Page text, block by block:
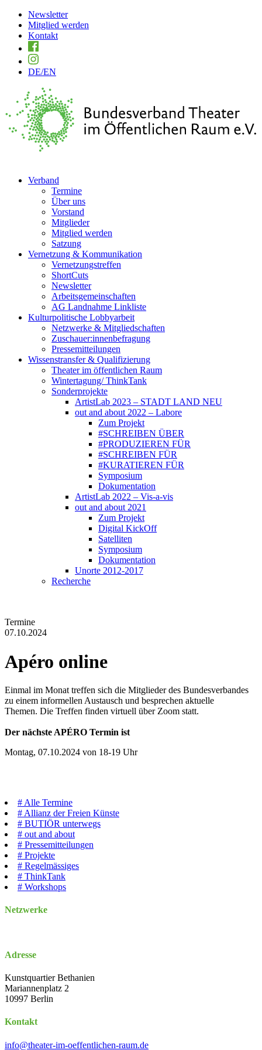
Newsletter
Mitglied werden
Kontakt
DE/EN
Verband
Termine
Über uns
Vorstand
Mitglieder
Mitglied werden
Satzung
Vernetzung & Kommunikation
Vernetzungstreffen
ShortCuts
Newsletter
Arbeitsgemeinschaften
AG Landnahme Linkliste
Kulturpolitische Lobbyarbeit
Netzwerke & Mitgliedschaften
Zuschauer:innenbefragung
Pressemitteilungen
Wissenstransfer & Qualifizierung
Theater im öffentlichen Raum
Wintertagung/ ThinkTank
Sonderprojekte
ArtistLab 2023 – STADT LAND NEU
out and about 2022 – Labore
Zum Projekt
#SCHREIBEN ÜBER
#PRODUZIEREN FÜR
#SCHREIBEN FÜR
#KURATIEREN FÜR
Symposium
Dokumentation
ArtistLab 2022 – Vis-a-vis
out and about 2021
Zum Projekt
Digital KickOff
Satelliten
Symposium
Dokumentation
Unorte 2012-2017
Recherche
Termine
07.10.2024
Apéro online
Einmal im Monat treffen sich die Mitglieder des Bundesverbandes
zu einem informellen Austausch und besprechen aktuelle
Themen. Die Treffen finden virtuell über Zoom statt.
Der nächste APÉRO Termin ist
Montag, 07.10.2024 von 18-19 Uhr
# Alle Termine
# Allianz der Freien Künste
# BUTIÖR unterwegs
# out and about
# Pressemitteilungen
# Projekte
# Regelmässiges
# ThinkTank
# Workshops
Netzwerke
Adresse
Kunstquartier Bethanien
Mariannenplatz 2
10997 Berlin
Kontakt
info@theater-im-oeffentlichen-raum.de